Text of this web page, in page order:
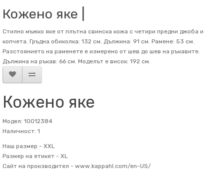
Кожено яке |
Стилно мъжко яке от плътна свинска кожа с четири предни джоба и
копчета. Гръдна обиколка: 132 см. Дължина: 91 см. Рамене: 53 см.
Разстоянието на раменете е измерено от шев до шев на ръкавите.
Дължина на ръкав: 66 см. Mоделът е висок: 192 см.
Кожено яке
Модел: 10012384
Наличност: 1
Наш размер - XXL
Размер на етикет - XL
Сайт на производител - www.kappahl.com/en-US/